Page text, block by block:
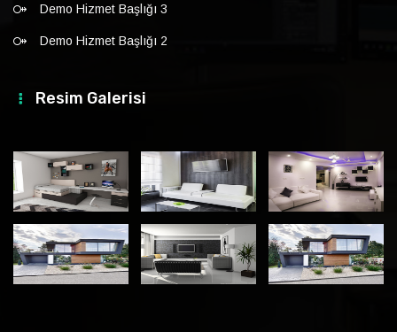
Demo Hizmet Başlığı 3
Demo Hizmet Başlığı 2
Resim Galerisi